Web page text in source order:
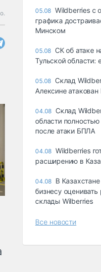
05.08 Wildberries с
графика
Минском
05.08 СК об атаке
Тульской области:
05.08 Склад
Алексине
04.08 Склад
области
после атаки БПЛА
04.08 Wildberries
расширению в
04.08 В
бизнесу оценивать
склады Wilberries
Все новости